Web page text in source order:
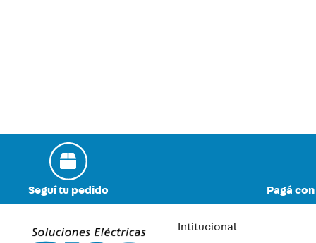
Seguí tu pedido Pagá
Intitucional